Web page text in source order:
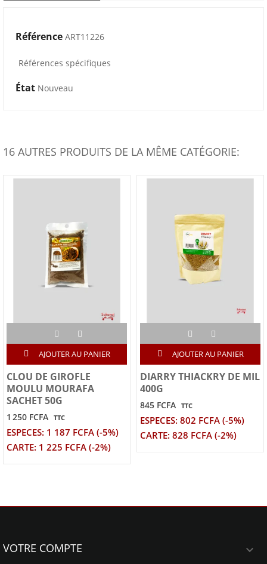
Référence ART11226
Références spécifiques
État Nouveau
16 AUTRES PRODUITS DE LA MÊME CATÉGORIE:
AJOUTER AU PANIER
CLOU DE GIROFLE
MOULU MOURAFA
SACHET 50G
1 250 FCFA TTC
ESPECES: 1 187 FCFA (-5%)
CARTE: 1 225 FCFA (-2%)
AJOUTER AU PANIER
DIARRY THIACKRY DE MIL
400G
845 FCFA TTC
ESPECES: 802 FCFA (-5%)
CARTE: 828 FCFA (-2%)
VOTRE COMPTE
